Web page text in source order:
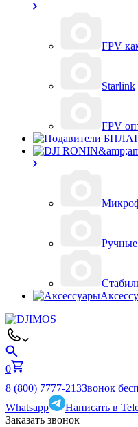
FPV
Starlink
FPV
0
8 (800) 7777-213Звонок
Whatsapp
Написать в
Заказать звонок